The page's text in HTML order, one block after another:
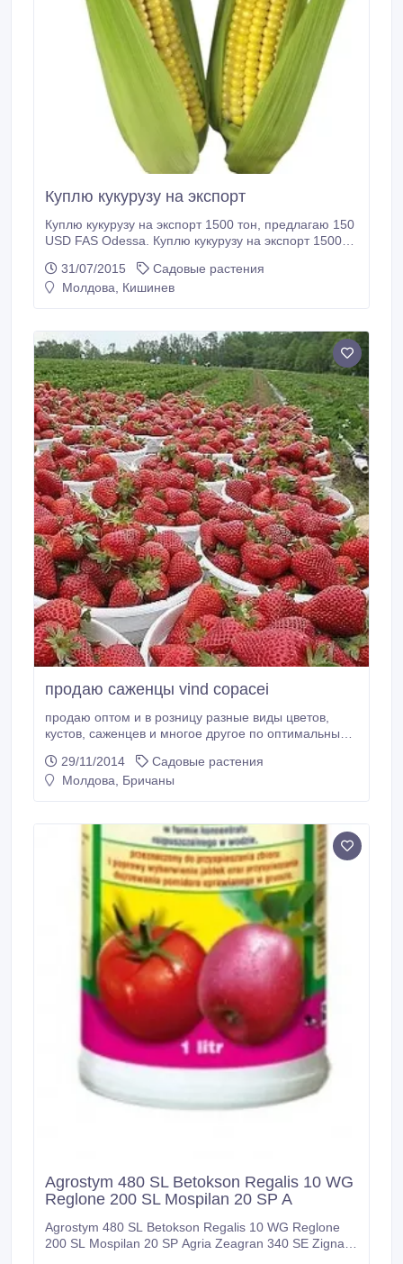
Куплю кукурузу на экспорт
Куплю кукурузу на экспорт 1500 тон, предлагаю 150
USD FAS Odessa. Куплю кукурузу на экспорт 1500
31/07/2015
Садовые растения
Молдова, Кишинев
продаю саженцы vind copacei
продаю оптом и в розницу разные виды цветов,
кустов, саженцев и многое другое по оптимальным
vind angro si cu bucata diferite varietati de flori,
arbusti, copacei si multe altele la preturi rezonabile.
29/11/2014
Садовые растения
Молдова, Бричаны
Agrostym 480 SL Betokson Regalis 10 WG
Reglone 200 SL Mospilan 20 SP A
Agrostym 480 SL Betokson Regalis 10 WG Reglone
200 SL Mospilan 20 SP Agria Zeagran 340 SE Zignal